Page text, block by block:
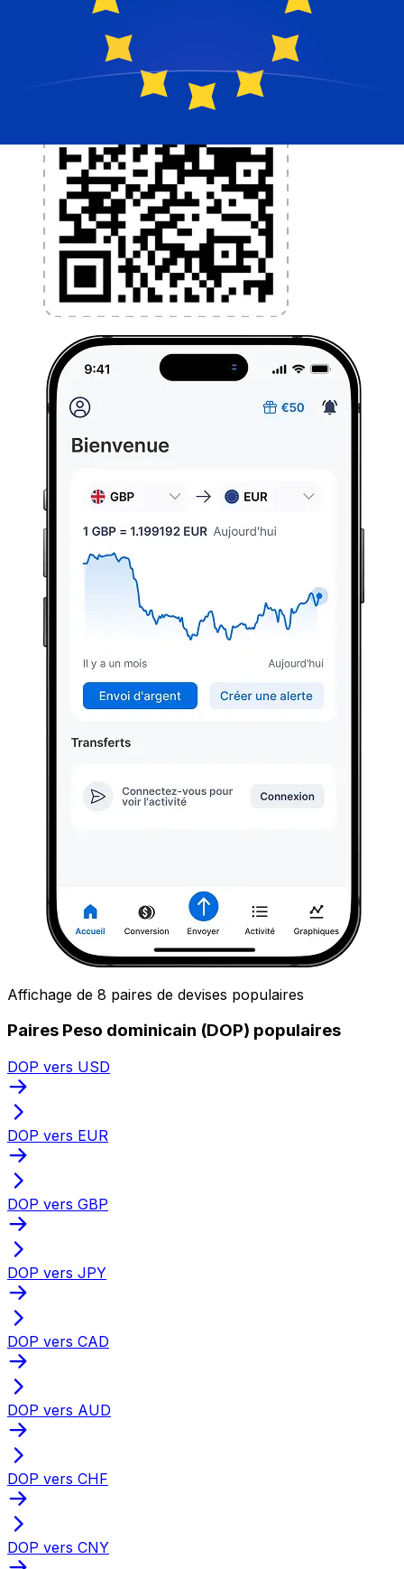
Affichage de 8 paires de devises populaires
Paires Peso dominicain (DOP) populaires
DOP vers USD
DOP vers EUR
DOP vers GBP
DOP vers JPY
DOP vers CAD
DOP vers AUD
DOP vers CHF
DOP vers CNY